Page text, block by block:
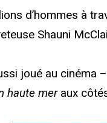
d’hommes à
Shauni
joué au cinéma
haute meraux